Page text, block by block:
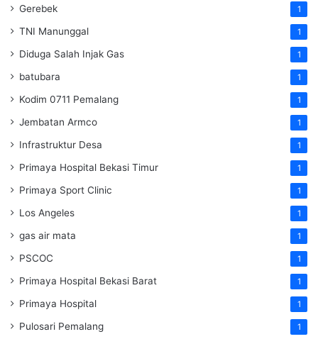
Gerebek 1
TNI Manunggal 1
Diduga Salah Injak Gas 1
batubara 1
Kodim 0711 Pemalang 1
Jembatan Armco 1
Infrastruktur Desa 1
Primaya Hospital Bekasi Timur 1
Primaya Sport Clinic 1
Los Angeles 1
gas air mata 1
PSCOC 1
Primaya Hospital Bekasi Barat 1
Primaya Hospital 1
Pulosari Pemalang 1